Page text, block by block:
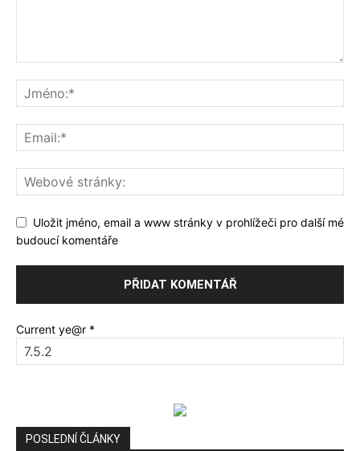
Uložit jméno, email a www stránky v prohlížeči pro další mé
budoucí komentáře
Current ye@r *
POSLEDNÍ ČLÁNKY